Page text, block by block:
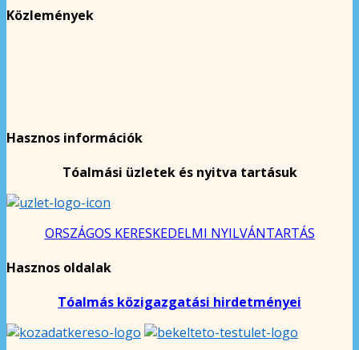
Közlemények
Hasznos információk
Tóalmási üzletek és nyitva tartásuk
ORSZÁGOS KERESKEDELMI NYILVÁNTARTÁS
Hasznos oldalak
Tóalmás közigazgatási hirdetményei